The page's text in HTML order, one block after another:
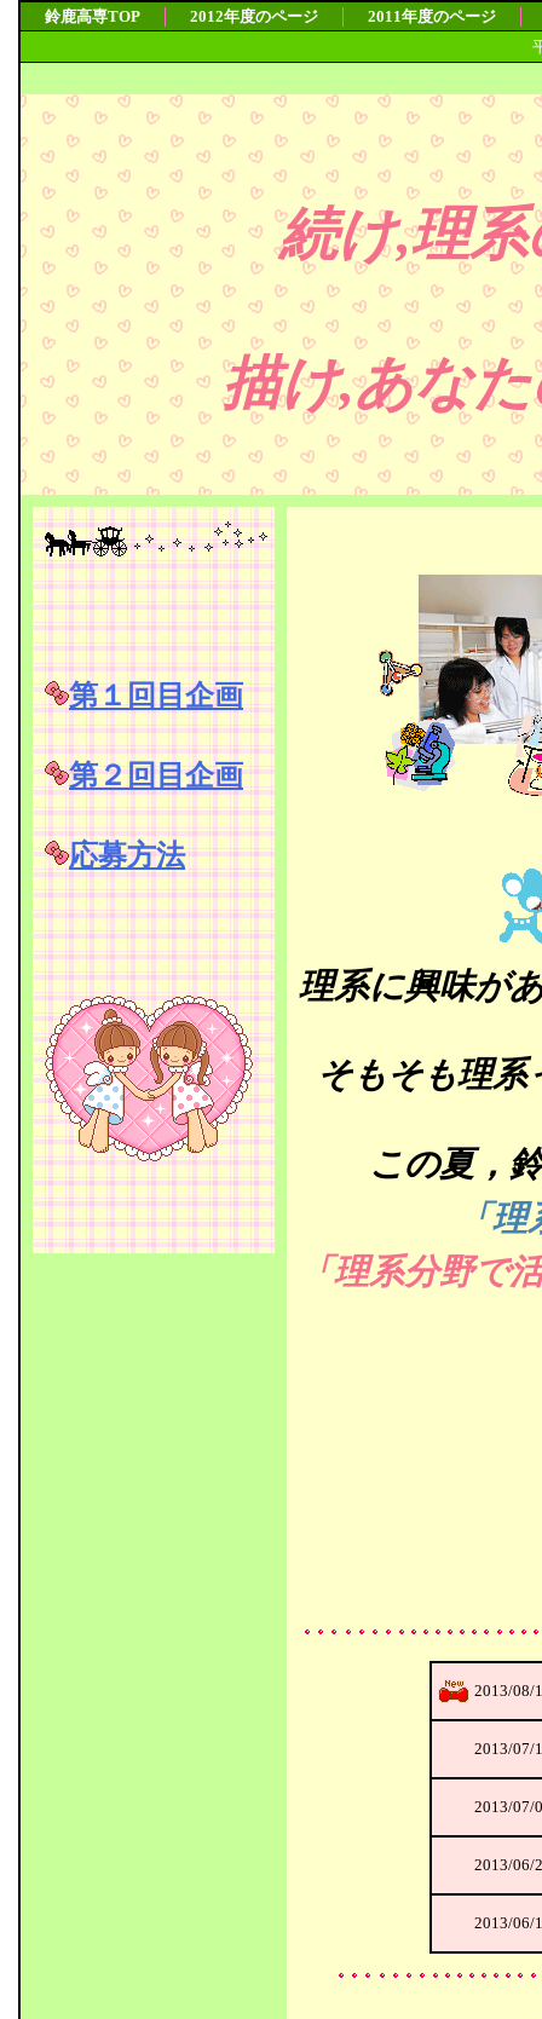
鈴鹿高専TOP 2012年度のページ
2011年度のページ
続け,理
描け,あなた
第１回目企画
第２回目企画
応募方法
理系に興味が
そもそも理
この夏，
「
「理系分野で
2013/08/
2013/07/
2013/07/
2013/06/
2013/06/